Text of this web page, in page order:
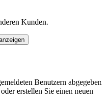
Kunden.
Benutzern abgegeben
erstellen Sie einen neuen